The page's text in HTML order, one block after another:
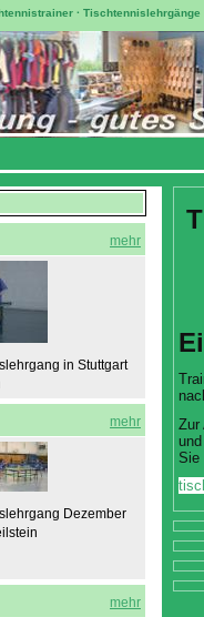
· Tischtennislehrgänge
mehr
in Stuttgart
mehr
Dezember
mehr
Zur
Sie